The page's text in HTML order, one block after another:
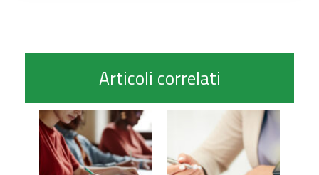
Articoli correlati